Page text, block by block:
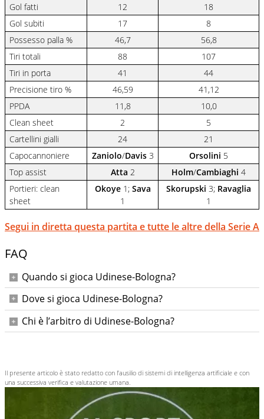
Gol fatti
12
18
Gol subiti
17
8
Possesso palla %
46,7
56,8
Tiri totali
88
107
Tiri in porta
41
44
Precisione tiro %
46,59
41,12
PPDA
11,8
10,0
Clean sheet
2
5
Cartellini gialli
24
21
Capocannoniere
Zaniolo/Davis3 Orsolini 5
Top assist
Atta 2 Holm/Cambiaghi 4
Portieri: clean
sheet
Okoye1; Sava
1
Skorupski 3; Ravaglia
1
Segui in diretta questa partita e tutte le altre della Serie A
FAQ
Quando si gioca Udinese-Bologna?
Sabato 22 novembre 2025 alle ore 15:00 (12a giornata di
Serie A 2025-26).
Dove si gioca Udinese-Bologna?
Al Bluenergy Stadium di Udine.
Chi è l’arbitro di Udinese-Bologna?
Il presente articolo è stato redatto con l’ausilio di sistemi di intelligenza artificiale e con
una successiva verifica e valutazione umana.